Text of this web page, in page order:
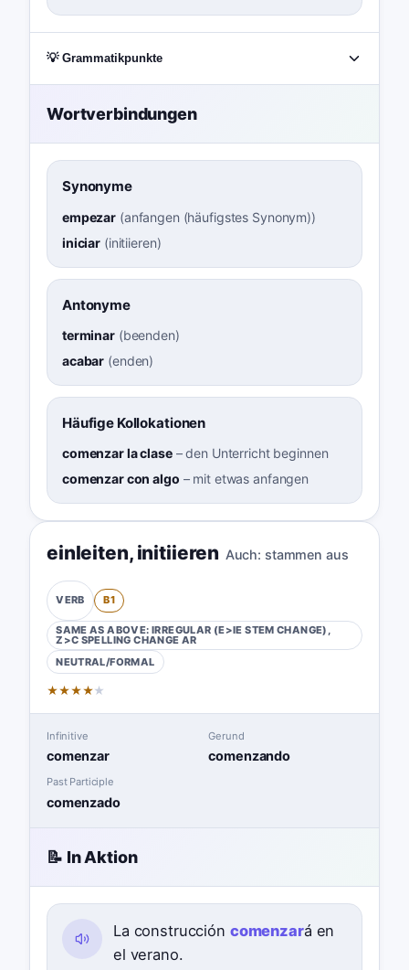
💡 Grammatikpunkte
Wortverbindungen
Synonyme
empezar (anfangen (häufigstes Synonym))
iniciar (initiieren)
Antonyme
terminar(beenden)
acabar (enden)
Häufige Kollokationen
comenzar la clase–den Unterricht beginnen
comenzar con algo – mit etwas anfangen
einleiten, initiieren Auch: stammen aus
VERB B1
SAME AS ABOVE: IRREGULAR (E>IE STEM CHANGE),
Z>C SPELLING CHANGE AR
NEUTRAL/FORMAL
★★★★★
Infinitive
comenzar
Gerund
comenzando
Past Participle
comenzado
📝 In Aktion
La construcción comenzará en
el verano.